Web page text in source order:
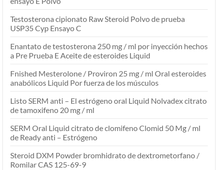
Testosterona cipionato Raw Steroid Polvo de prueba
USP35 Cyp Ensayo C
Enantato de testosterona 250 mg / ml por inyección hechos
a Pre Prueba E Aceite de esteroides Liquid
Fnished Mesterolone / Proviron 25 mg / ml Oral esteroides
anabólicos Liquid Por fuerza de los músculos
Listo SERM anti – El estrógeno oral Liquid Nolvadex citrato
de tamoxifeno 20 mg / ml
SERM Oral Liquid citrato de clomifeno Clomid 50 Mg / ml
de Ready anti – Estrógeno
Steroid DXM Powder bromhidrato de dextrometorfano /
Romilar CAS 125-69-9